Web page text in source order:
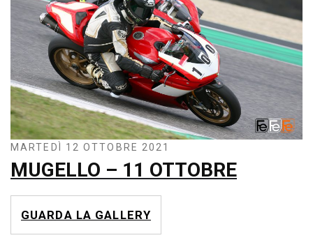
MARTEDÌ 12 OTTOBRE 2021
MUGELLO – 11 OTTOBRE
GUARDA LA GALLERY